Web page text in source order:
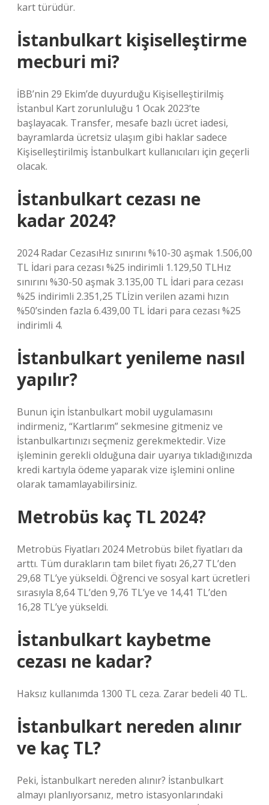
kart türüdür.
İstanbulkart kişiselleştirme
mecburi mi?
İBB’nin 29 Ekim’de duyurduğu Kişiselleştirilmiş
İstanbul Kart zorunluluğu 1 Ocak 2023’te
başlayacak. Transfer, mesafe bazlı ücret iadesi,
bayramlarda ücretsiz ulaşım gibi haklar sadece
Kişiselleştirilmiş İstanbulkart kullanıcıları için geçerli
olacak.
İstanbulkart cezası ne
kadar 2024?
2024 Radar CezasıHız sınırını %10-30 aşmak 1.506,00
TL İdari para cezası %25 indirimli 1.129,50 TLHız
sınırını %30-50 aşmak 3.135,00 TL İdari para cezası
%25 indirimli 2.351,25 TLİzin verilen azami hızın
%50’sinden fazla 6.439,00 TL İdari para cezası %25
indirimli 4.
İstanbulkart yenileme nasıl
yapılır?
Bunun için İstanbulkart mobil uygulamasını
indirmeniz, “Kartlarım” sekmesine gitmeniz ve
İstanbulkartınızı seçmeniz gerekmektedir. Vize
işleminin gerekli olduğuna dair uyarıya tıkladığınızda
kredi kartıyla ödeme yaparak vize işlemini online
olarak tamamlayabilirsiniz.
Metrobüs kaç TL 2024?
Metrobüs Fiyatları 2024 Metrobüs bilet fiyatları da
arttı. Tüm durakların tam bilet fiyatı 26,27 TL’den
29,68 TL’ye yükseldi. Öğrenci ve sosyal kart ücretleri
sırasıyla 8,64 TL’den 9,76 TL’ye ve 14,41 TL’den
16,28 TL’ye yükseldi.
İstanbulkart kaybetme
cezası ne kadar?
Haksız kullanımda 1300 TL ceza. Zarar bedeli 40 TL.
İstanbulkart nereden alınır
ve kaç TL?
Peki, İstanbulkart nereden alınır? İstanbulkart
almayı planlıyorsanız, metro istasyonlarındaki